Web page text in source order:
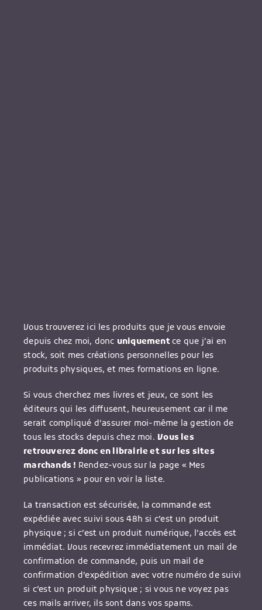
Vous trouverez ici les produits que je vous envoie
depuis chez moi, donc uniquementce que j’ai en
stock, soit mes créations personnelles pour les
produits physiques, et mes formations en ligne.
Si vous cherchez mes livres et jeux, ce sont les
éditeurs qui les diffusent, heureusement car il me
serait compliqué d’assurer moi-même la gestion de
tous les stocks depuis chez moi. Vous les
retrouverez donc en librairie et sur les sites
marchands ! Rendez-vous sur la page « Mes
publications » pour en voir la liste.
La transaction est sécurisée, la commande est
expédiée avec suivi sous 48h si c’est un produit
physique ; si c’est un produit numérique, l’accès est
immédiat. Vous recevrez immédiatement un mail de
confirmation de commande, puis un mail de
confirmation d’expédition avec votre numéro de suivi
si c’est un produit physique ; si vous ne voyez pas
ces mails arriver, ils sont dans vos spams.